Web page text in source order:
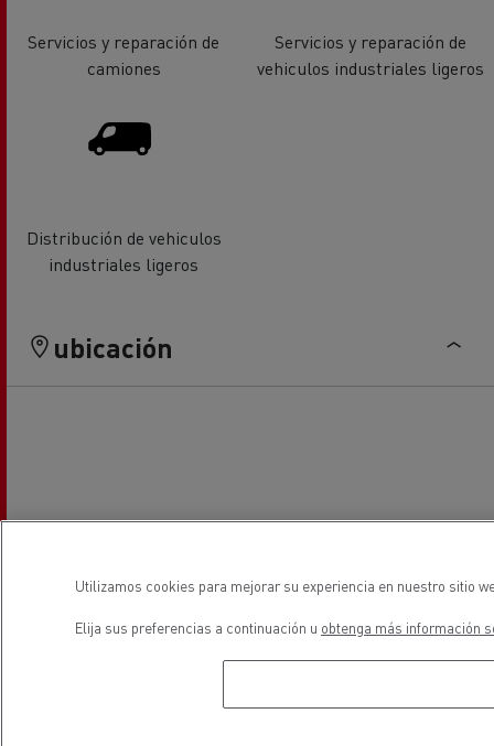
Servicios y reparación de
camiones
Servicios y reparación de
vehiculos industriales ligeros
Distribución de vehiculos
industriales ligeros
ubicación
Utilizamos cookies para mejorar su experiencia en nuestro sitio
Elija sus preferencias a continuación u obtenga más información